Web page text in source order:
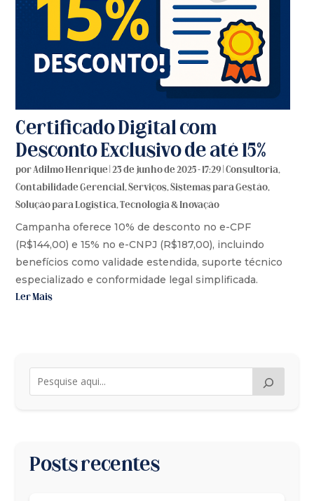
Certificado Digital com
Desconto Exclusivo de até 15%
porAdilmo Henrique|23 de junho de 2025 - 17:29|Consultoria,
Contabilidade Gerencial,Serviços,Sistemas para Gestão,
Solução para Logistica,Tecnologia & Inovação
Campanha oferece 10% de desconto no e-CPF
(R$144,00) e 15% no e-CNPJ (R$187,00), incluindo
benefícios como validade estendida, suporte técnico
especializado e conformidade legal simplificada.
Ler Mais
Posts recentes